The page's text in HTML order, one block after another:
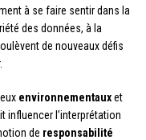
à se faire sentir dans la
des données, à la
de nouveaux défis
environnementauxet
influencer l’interprétation
de responsabilité